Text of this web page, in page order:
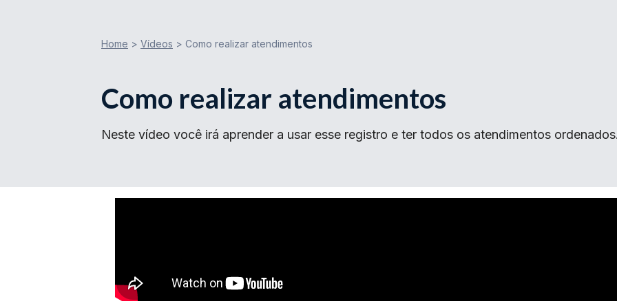
Home > Vídeos > Como realizar atendimentos
Como realizar atendimentos
Neste vídeo você irá aprender a usar esse registro e ter todos os atendimentos